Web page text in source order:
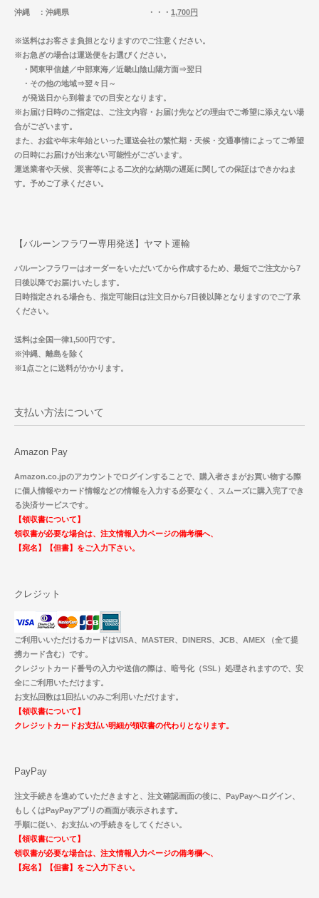
沖縄 ：沖縄県 ・・・ 1,700円
※送料はお客さま負担となりますのでご注意ください。
※お急ぎの場合は運送便をお選びください。
・関東甲信越／中部東海／近畿山陰山陽方面⇒翌日
・その他の地域⇒翌々日～
が発送日から到着までの目安となります。
※お届け日時のご指定は、ご注文内容・お届け先などの理由でご希望に添えない場
合がございます。
また、お盆や年末年始といった運送会社の繁忙期・天候・交通事情によってご希望
の日時にお届けが出来ない可能性がございます。
運送業者や天候、災害等による二次的な納期の遅延に関しての保証はできかねま
す。予めご了承ください。
【バルーンフラワー専用発送】ヤマト運輸
バルーンフラワーはオーダーをいただいてから作成するため、最短でご注文から7
日後以降でお届けいたします。
日時指定される場合も、指定可能日は注文日から7日後以降となりますのでご了承
ください。
送料は全国一律1,500円です。
※沖縄、離島を除く
※1点ごとに送料がかかります。
支払い方法について
Amazon Pay
Amazon.co.jpのアカウントでログインすることで、購入者さまがお買い物する際
に個人情報やカード情報などの情報を入力する必要なく、スムーズに購入完了でき
る決済サービスです。
【領収書について】
領収書が必要な場合は、注文情報入力ページの備考欄へ、
【宛名】【但書】をご入力下さい。
クレジット
ご利用いいただけるカードはVISA、MASTER、DINERS、JCB、AMEX （全て提
携カード含む）です。
クレジットカード番号の入力や送信の際は、暗号化（SSL）処理されますので、安
全にご利用いただけます。
お支払回数は1回払いのみご利用いただけます。
【領収書について】
クレジットカードお支払い明細が領収書の代わりとなります。
PayPay
注文手続きを進めていただきますと、注文確認画面の後に、PayPayへログイン、
もしくはPayPayアプリの画面が表示されます。
手順に従い、お支払いの手続きをしてください。
【領収書について】
領収書が必要な場合は、注文情報入力ページの備考欄へ、
【宛名】【但書】をご入力下さい。